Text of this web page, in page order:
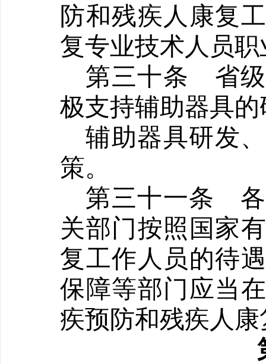
防和残疾人康复
复专业技术人员
第三十条 省
极支持辅助器具
辅助器具研发
策。
第三十一条
关部门按照国家
复工作人员的待
保障等部门应当
疾预防和残疾人